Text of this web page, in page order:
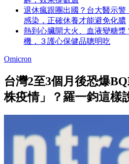
退休瘋跟團出國？台大醫示
感染，正確休養才能避免化膿
熱到心臟開大火、血液變糖
機，３護心保健品聰明吃
Omicron
台灣2至3個月後恐爆
株疫情」？羅一鈞這樣